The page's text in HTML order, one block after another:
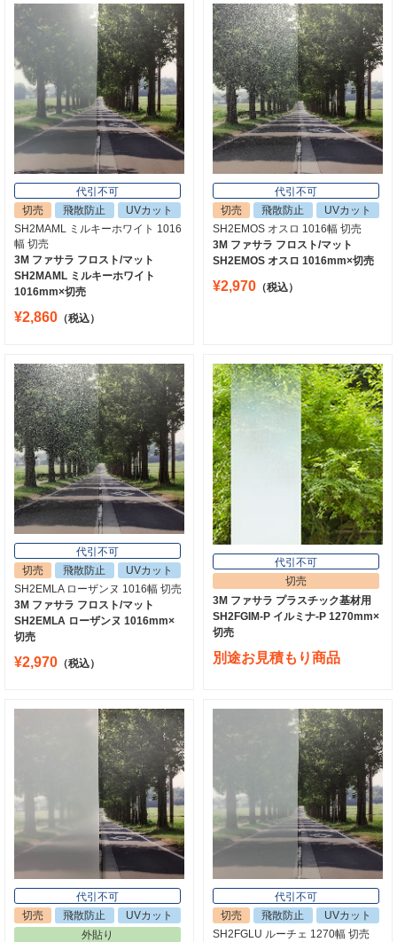
代引不可
切売
飛散防止
UVカット
SH2MAML ミルキーホワイト 1016
幅 切売
3M ファサラ フロスト/マット
SH2MAML ミルキーホワイト
1016mm×切売
¥2,860 （税込）
代引不可
切売
飛散防止
UVカット
SH2EMOS オスロ 1016幅 切売
3M ファサラ フロスト/マット
SH2EMOS オスロ 1016mm×切売
¥2,970 （税込）
代引不可
切売
飛散防止
UVカット
SH2EMLA ローザンヌ 1016幅 切売
3M ファサラ フロスト/マット
SH2EMLA ローザンヌ 1016mm×
切売
¥2,970 （税込）
代引不可
切売
3M ファサラ プラスチック基材用
SH2FGIM-P イルミナ-P 1270mm×
切売
別途お見積もり商品
代引不可
切売
飛散防止
UVカット
外貼り
代引不可
切売
飛散防止
UVカット
SH2FGLU ルーチェ 1270幅 切売